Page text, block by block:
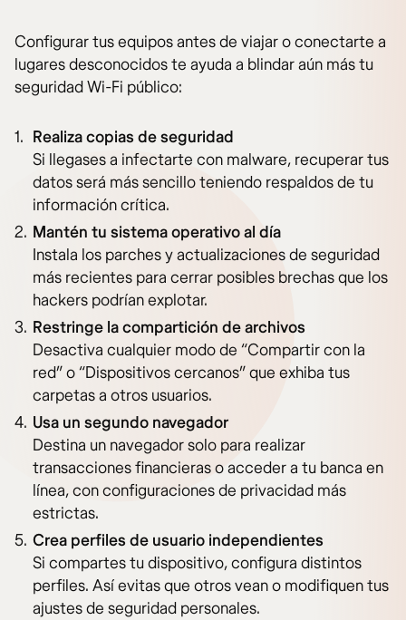
Configurar tus equipos antes de viajar o conectarte a
lugares desconocidos te ayuda a blindar aún más tu
seguridad Wi-Fi público:
Realiza copias de seguridad
Si llegases a infectarte con malware, recuperar tus
datos será más sencillo teniendo respaldos de tu
información crítica.
Mantén tu sistema operativo al día
Instala los parches y actualizaciones de seguridad
más recientes para cerrar posibles brechas que los
hackers podrían explotar.
Restringe la compartición de archivos
Desactiva cualquier modo de “Compartir con la
red” o “Dispositivos cercanos” que exhiba tus
carpetas a otros usuarios.
Usa un segundo navegador
Destina un navegador solo para realizar
transacciones financieras o acceder a tu banca en
línea, con configuraciones de privacidad más
estrictas.
Crea perfiles de usuario independientes
Si compartes tu dispositivo, configura distintos
perfiles. Así evitas que otros vean o modifiquen tus
ajustes de seguridad personales.